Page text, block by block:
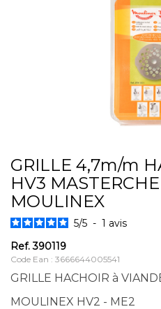
GRILLE 4,7m/m
HV3
MOULINEX
5/5 - 1 avis
Ref.390119
Code Ean : 3666644005541
GRILLE HACHOIR à
MOULINEX HV2 - ME2